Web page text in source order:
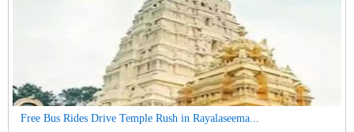
Free Bus Rides Drive Temple Rush in Rayalaseema...